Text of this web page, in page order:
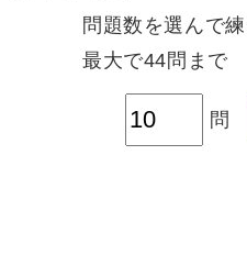
問題数を選んで
最大で44問まで
問